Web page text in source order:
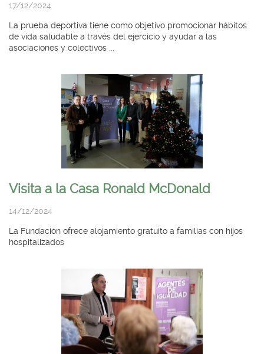
17/12/2024
La prueba deportiva tiene como objetivo promocionar hábitos
de vida saludable a través del ejercicio y ayudar a las
asociaciones y colectivos ...
Visita a la Casa Ronald McDonald
14/12/2024
La Fundación ofrece alojamiento gratuito a familias con hijos
hospitalizados